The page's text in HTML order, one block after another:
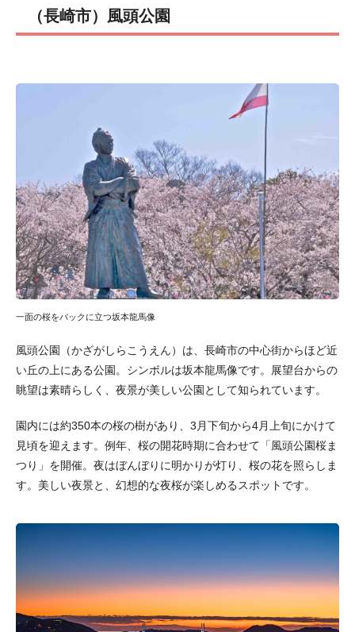
（長崎市）風頭公園
一面の桜をバックに立つ坂本龍馬像
風頭公園（かざがしらこうえん）は、長崎市の中心街からほど近
い丘の上にある公園。シンボルは坂本龍馬像です。展望台からの
眺望は素晴らしく、夜景が美しい公園として知られています。
園内には約350本の桜の樹があり、3月下旬から4月上旬にかけて
見頃を迎えます。例年、桜の開花時期に合わせて「風頭公園桜ま
つり」を開催。夜はぼんぼりに明かりが灯り、桜の花を照らしま
す。美しい夜景と、幻想的な夜桜が楽しめるスポットです。